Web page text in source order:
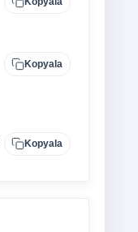
Kopyala
Kopyala